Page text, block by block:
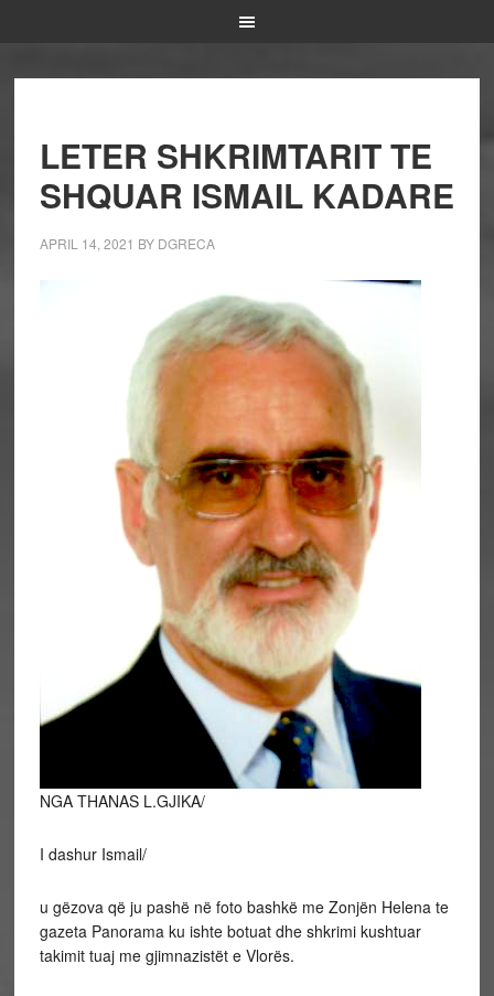
LETER SHKRIMTARIT TE
SHQUAR ISMAIL KADARE
APRIL 14, 2021 BY DGRECA
NGA THANAS L.GJIKA/
I dashur Ismail/
u gëzova që ju pashë në foto bashkë me Zonjën Helena te
gazeta Panorama ku ishte botuat dhe shkrimi kushtuar
takimit tuaj me gjimnazistët e Vlorës.